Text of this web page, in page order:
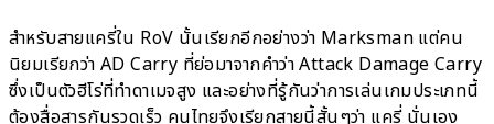
สำหรับสายแครี่ใน RoV นั้นเรียกอีกอย่างว่า Marksman แต่คน
นิยมเรียกว่า AD Carry ที่ย่อมาจากคำว่า Attack Damage Carry
ซึ่งเป็นตัวฮีโร่ที่ทำดาเมจสูง และอย่างที่รู้กันว่าการเล่นเกมประเภทนี้
ต้องสื่อสารกันรวดเร็ว คนไทยจึงเรียกสายนี้สั้นๆว่า แครี่ นั่นเอง